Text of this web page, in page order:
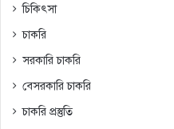
চিকিৎসা
চাকরি
সরকারি চাকরি
বেসরকারি চাকরি
চাকরি প্রস্তুতি